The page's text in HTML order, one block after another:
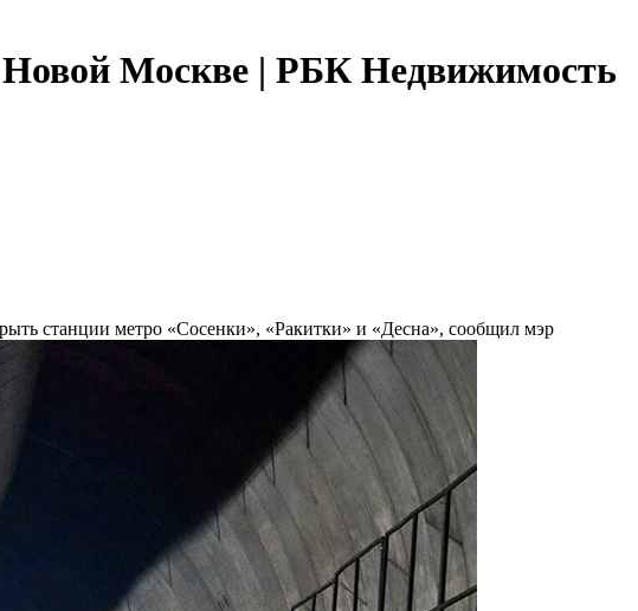
Новой Москве | РБК Недвижимость
станции метро «Сосенки», «Ракитки» и «Десна», сообщил мэр